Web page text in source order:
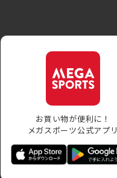
お買い物が便利に！
メガスポーツ公式アプリ